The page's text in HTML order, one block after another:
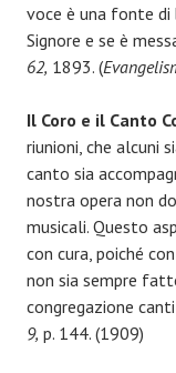
voce è una fonte di
Signore e se è
62, 1893. (
Il Coro e il Canto
riunioni, che alcuni
canto sia
nostra opera non
musicali. Questo
con cura, poiché
non sia sempre
congregazione
9, p. 144. (1909)